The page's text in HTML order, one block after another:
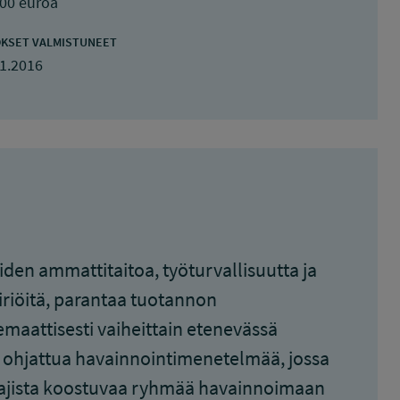
VALMISTUNEET
ammattitaitoa, työturvallisuutta ja
parantaa tuotannon
vaiheittain etenevässä
havainnointimenetelmää, jossa
koostuvaa ryhmää havainnoimaan